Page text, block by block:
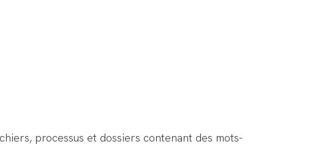
processus et dossiers contenant des mots-